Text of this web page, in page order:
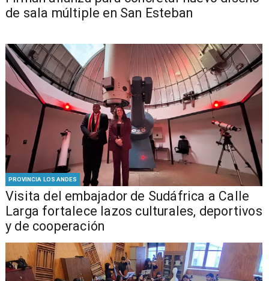
de sala múltiple en San Esteban
PROVINCIA LOS ANDES
​Visita del embajador de Sudáfrica a Calle
Larga fortalece lazos culturales, deportivos
y de cooperación